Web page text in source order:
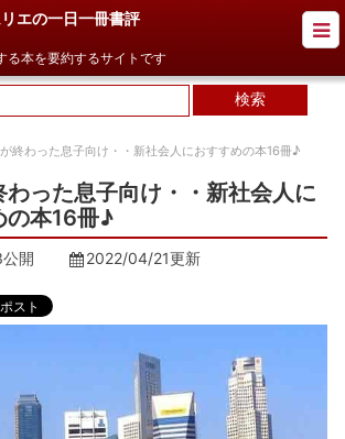
リエの一日一冊書評
る本を要約するサイトです
が終わった息子向け・・新社会人におすすめの本16冊♪
わった息子向け・・新社会人に
の本16冊♪
開 2022/04/21更新